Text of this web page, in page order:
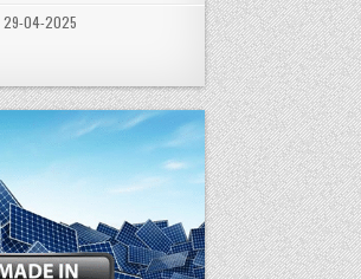
PUBLISHED DATE:
29-04-2025